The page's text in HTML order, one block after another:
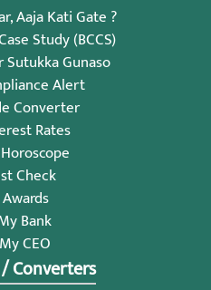
Aaja Kati Gate ?
Study (BCCS)
Sutukka Gunaso
Alert
Converter
Rates
Check
Bank
CEO
Converters